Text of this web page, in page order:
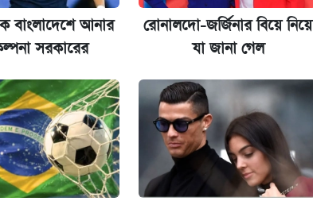
খান
বন্ধ
ফেরত পাঠানো হলো
বাংলাদেশে আনার
সরকারের
রোনালদো-জর্জিনার বিয়ে নিয়ে
যা জানা গেল